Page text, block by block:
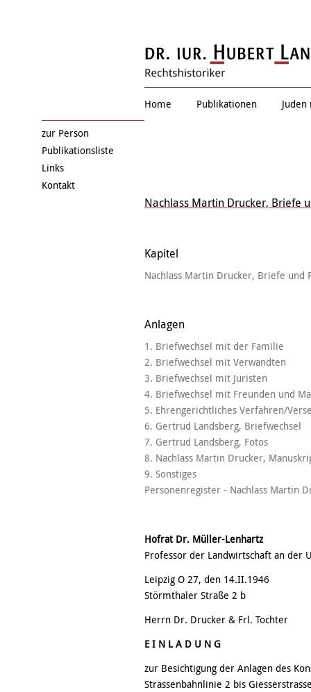
Renate
Home Publikationen
Nachlass Martin Drucker, Briefe
Kapitel
Nachlass Martin Drucker, Briefe und
Anlagen
1. Briefwechsel mit der Familie
2. Briefwechsel mit Verwandten
3. Briefwechsel mit Juristen
4. Briefwechsel mit Freunden und
5. Ehrengerichtliches Verfahren/
6. Gertrud Landsberg, Briefwechsel
7. Gertrud Landsberg, Fotos
8. Nachlass Martin Drucker,
9. Sonstiges
Personenregister - Nachlass Martin
Hofrat Dr. Müller-Lenhartz
Professor der Landwirtschaft an der
Leipzig O 27, den 14.II.1946
Störmthaler Straße 2 b
Herrn Dr. Drucker & Frl. Tochter
E I N L A D U N G
zur Besichtigung der Anlagen des
Strassenbahnlinie 2 bis
zur Person
Publikationsliste
Links
Kontakt